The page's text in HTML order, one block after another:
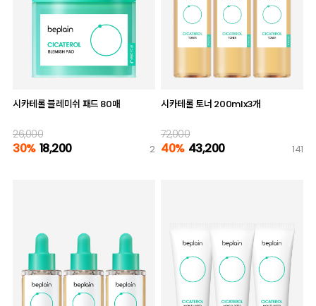
시카테롤 블레미쉬 패드 80매
26,000
30% 18,200 2
시카테롤 토너 200mlx3개
72,000
40% 43,200 141